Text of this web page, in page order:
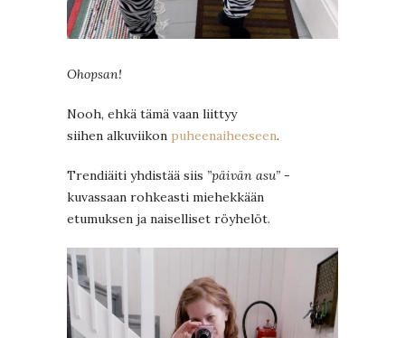
Ohopsan!
Nooh, ehkä tämä vaan liittyy
siihen alkuviikon puheenaiheeseen.
Trendiäiti yhdistää siis ”päivän asu” -
kuvassaan rohkeasti miehekkään
etumuksen ja naiselliset röyhelöt.